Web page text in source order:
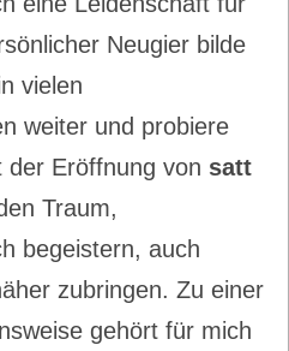
Neugier bilde
vielen
weiter und probiere
Eröffnung von satt
Traum,
begeistern, auch
zubringen. Zu einer
gehört für mich